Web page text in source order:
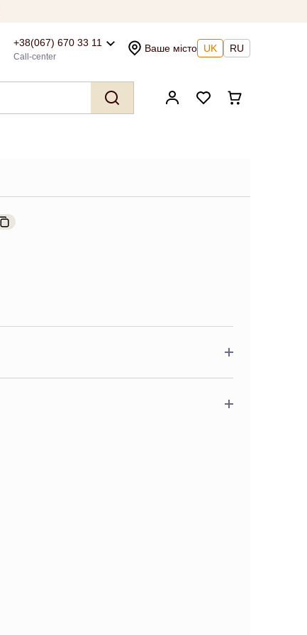
+38(067) 670 33 11
Call-center
Ваше місто UK RU